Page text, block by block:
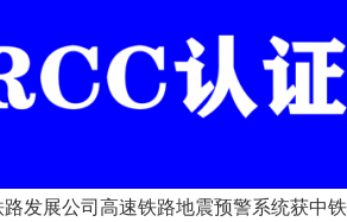
发展公司高速铁路地震预警系统获中铁